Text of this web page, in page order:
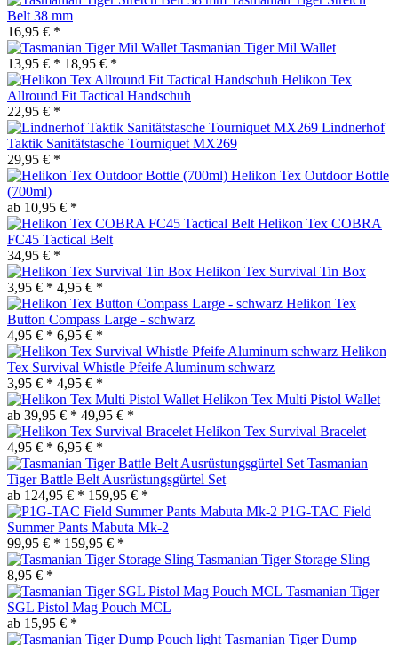
Belt 38 mm
16,95 € *
Tasmanian Tiger Mil Wallet
13,95 € * 18,95 € *
Helikon Tex
Allround Fit Tactical Handschuh
22,95 € *
Lindnerhof
Taktik Sanitätstasche Tourniquet MX269
29,95 € *
Helikon Tex Outdoor Bottle
(700ml)
ab 10,95 € *
Helikon Tex COBRA
FC45 Tactical Belt
34,95 € *
Helikon Tex Survival Tin Box
3,95 € * 4,95 € *
Helikon Tex
Button Compass Large - schwarz
4,95 € * 6,95 € *
Helikon
Tex Survival Whistle Pfeife Aluminum schwarz
3,95 € * 4,95 € *
Helikon Tex Multi Pistol Wallet
ab 39,95 € * 49,95 € *
Helikon Tex Survival Bracelet
4,95 € * 6,95 € *
Tasmanian
Tiger Battle Belt Ausrüstungsgürtel Set
ab 124,95 € * 159,95 € *
P1G-TAC Field
Summer Pants Mabuta Mk-2
99,95 € * 159,95 € *
Tasmanian Tiger Storage Sling
8,95 € *
Tasmanian Tiger
SGL Pistol Mag Pouch MCL
ab 15,95 € *
Tasmanian Tiger Dump